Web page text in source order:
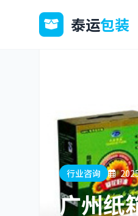
泰运包装
行业咨询
广州纸